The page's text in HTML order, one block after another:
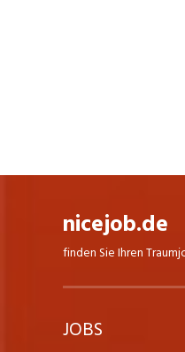
nicejob.de
finden Sie Ihren
JOBS